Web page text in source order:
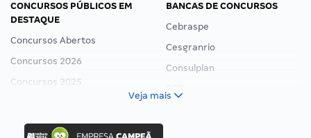
CONCURSOS PÚBLICOS EM
DESTAQUE
Concursos Abertos
Concursos 2026
Concursos 2025
Concurso Ibama
BANCAS DE CONCURSOS
Cebraspe
Cesgranrio
Consulplan
Veja mais